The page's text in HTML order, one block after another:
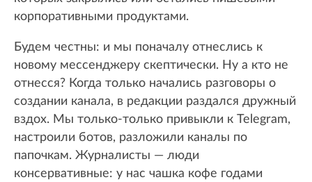
корпоративными продуктами.
Будем честны: и мы поначалу отнеслись к
новому мессенджеру скептически. Ну а кто не
отнесся? Когда только начались разговоры о
создании канала, в редакции раздался дружный
вздох. Мы только-только привыкли к Telegram,
настроили ботов, разложили каналы по
папочкам. Журналисты — люди
консервативные: у нас чашка кофе годами